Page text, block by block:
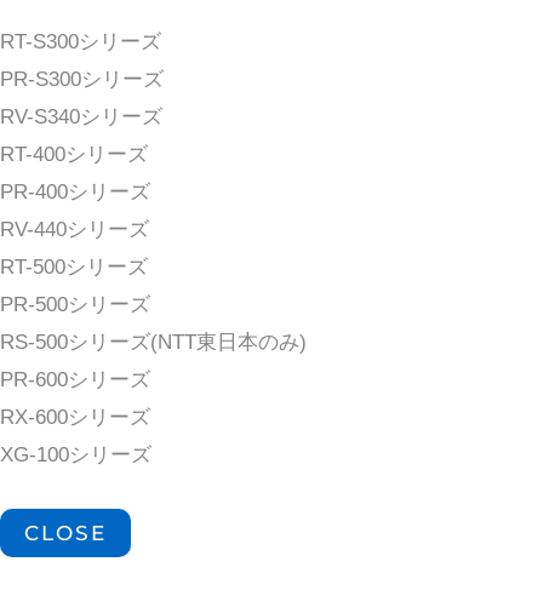
RT-S300シリーズ
PR-S300シリーズ
RV-S340シリーズ
RT-400シリーズ
PR-400シリーズ
RV-440シリーズ
RT-500シリーズ
PR-500シリーズ
RS-500シリーズ(NTT東日本のみ)
PR-600シリーズ
RX-600シリーズ
XG-100シリーズ
CLOSE